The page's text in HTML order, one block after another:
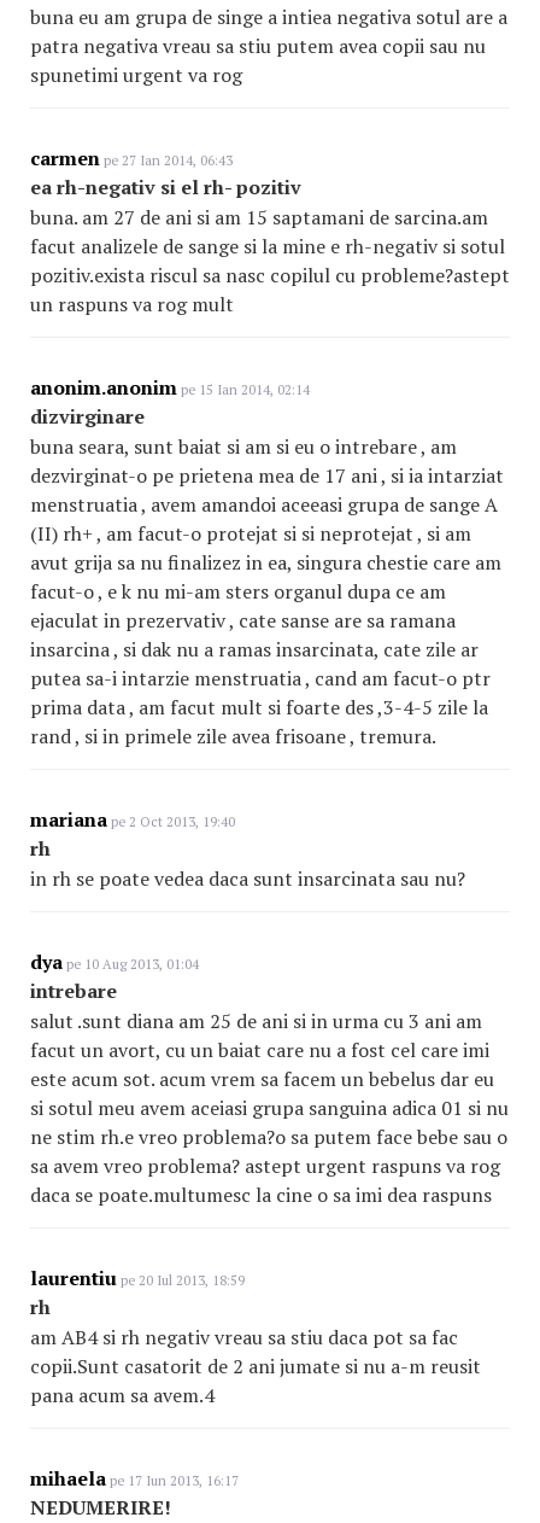
buna eu am grupa de singe a intiea negativa sotul are a
patra negativa vreau sa stiu putem avea copii sau nu
spunetimi urgent va rog
carmen pe 27 Ian 2014, 06:43
ea rh-negativ si el rh- pozitiv
buna. am 27 de ani si am 15 saptamani de sarcina.am
facut analizele de sange si la mine e rh-negativ si sotul
pozitiv.exista riscul sa nasc copilul cu probleme?astept
un raspuns va rog mult
anonim.anonim pe 15 Ian 2014, 02:14
dizvirginare
buna seara, sunt baiat si am si eu o intrebare , am
dezvirginat-o pe prietena mea de 17 ani , si ia intarziat
menstruatia , avem amandoi aceeasi grupa de sange A
(II) rh+ , am facut-o protejat si si neprotejat , si am
avut grija sa nu finalizez in ea, singura chestie care am
facut-o , e k nu mi-am sters organul dupa ce am
ejaculat in prezervativ , cate sanse are sa ramana
insarcina , si dak nu a ramas insarcinata, cate zile ar
putea sa-i intarzie menstruatia , cand am facut-o ptr
prima data , am facut mult si foarte des ,3-4-5 zile la
rand , si in primele zile avea frisoane , tremura.
mariana pe 2 Oct 2013, 19:40
rh
in rh se poate vedea daca sunt insarcinata sau nu?
dya pe 10 Aug 2013, 01:04
intrebare
salut .sunt diana am 25 de ani si in urma cu 3 ani am
facut un avort, cu un baiat care nu a fost cel care imi
este acum sot. acum vrem sa facem un bebelus dar eu
si sotul meu avem aceiasi grupa sanguina adica 01 si nu
ne stim rh.e vreo problema?o sa putem face bebe sau o
sa avem vreo problema? astept urgent raspuns va rog
daca se poate.multumesc la cine o sa imi dea raspuns
laurentiu pe 20 Iul 2013, 18:59
rh
am AB4 si rh negativ vreau sa stiu daca pot sa fac
copii.Sunt casatorit de 2 ani jumate si nu a-m reusit
pana acum sa avem.4
mihaela pe 17 Iun 2013, 16:17
NEDUMERIRE!